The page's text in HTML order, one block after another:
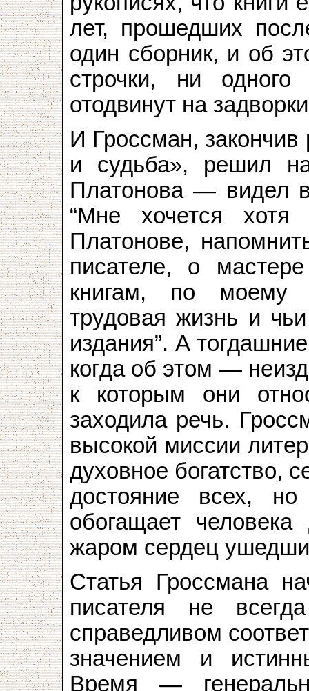
лет, прошедших
один сборник, и об
строчки, ни
отодвинут на
И Гроссман,
и судьба», решил
Платонова — видел
“Мне хочется хотя
Платонове,
писателе, о
книгам, по моему
трудовая жизнь и
издания”. А
когда об этом —
к которым они
заходила речь.
высокой миссии
духовное богатство,
достояние всех, но
обогащает
жаром сердец
Статья Гроссмана
писателя не
справедливом
значением и
Время —